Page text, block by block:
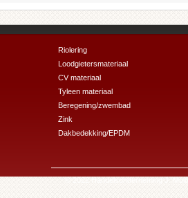
Riolering
Loodgietersmateriaal
CV materiaal
Tyleen materiaal
Beregening/zwembad
Zink
Dakbedekking/EPDM
© 2022 Handelsonderneming J.